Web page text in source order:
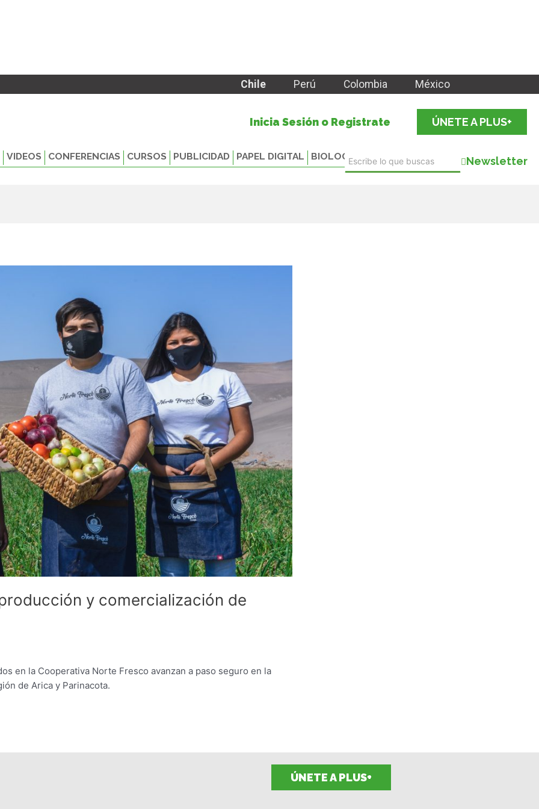
Chile Perú Colombia México
Inicia Sesión o Registrate ÚNETE A PLUS+
VIDEOS CONFERENCIAS CURSOS PUBLICIDAD PAPEL DIGITAL BIOLOGICALS Newsletter
y comercialización de
en la Cooperativa Norte Fresco avanzan a paso seguro en la
de Arica y Parinacota.
ÚNETE A PLUS+